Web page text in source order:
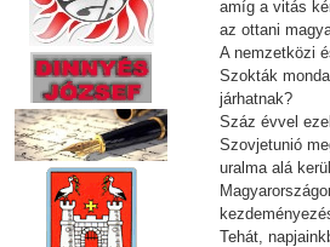
amíg a vitás
az ottani
A nemzetközi
Szokták
járhatnak?
Száz évvel
Szovjetunió
uralma alá
Tehát,